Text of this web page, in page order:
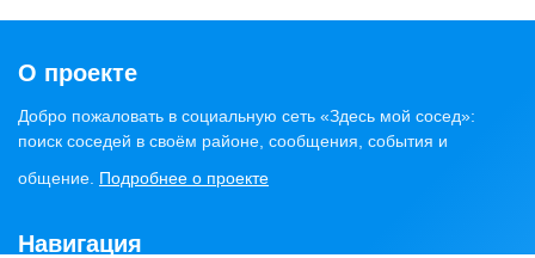
О проекте
Добро пожаловать в социальную сеть «Здесь мой сосед»:
поиск соседей в своём районе, сообщения, события и
общение. Подробнее о проекте
Навигация